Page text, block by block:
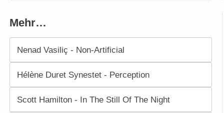
Mehr…
Nenad Vasiliç - Non-Artificial
Hélène Duret Synestet - Perception
Scott Hamilton - In The Still Of The Night